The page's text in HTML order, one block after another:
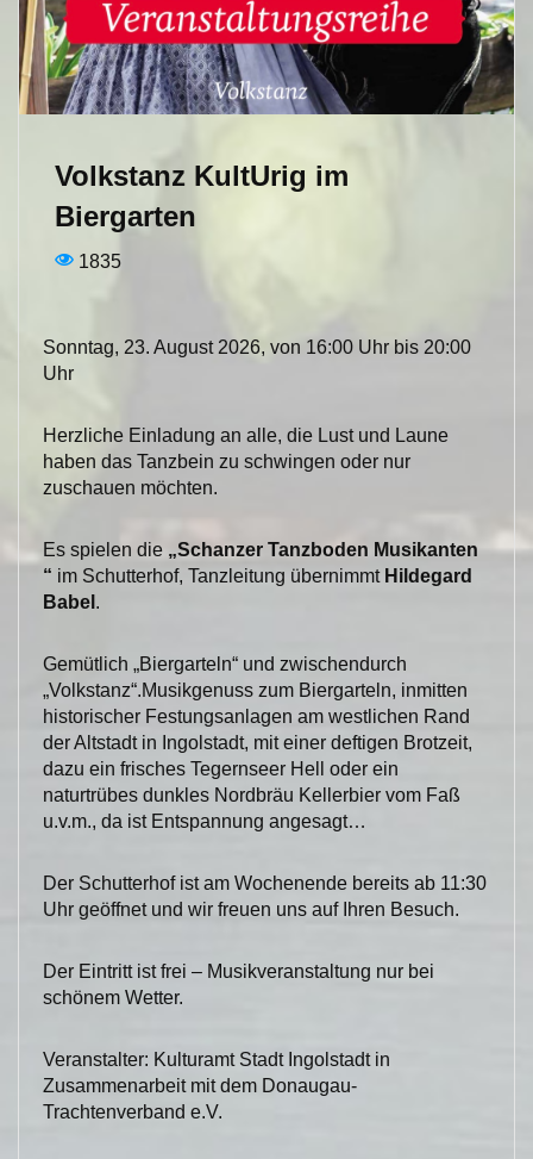
Volkstanz KultUrig im
Biergarten
1835
Sonntag, 23. August 2026, von 16:00 Uhr bis 20:00
Uhr
Herzliche Einladung an alle, die Lust und Laune
haben das Tanzbein zu schwingen oder nur
zuschauen möchten.
Es spielen die „Schanzer Tanzboden Musikanten
“ im Schutterhof, Tanzleitung übernimmt Hildegard
Babel .
Gemütlich „Biergarteln“ und zwischendurch
„Volkstanz“.Musikgenuss zum Biergarteln, inmitten
historischer Festungsanlagen am westlichen Rand
der Altstadt in Ingolstadt, mit einer deftigen Brotzeit,
dazu ein frisches Tegernseer Hell oder ein
naturtrübes dunkles Nordbräu Kellerbier vom Faß
u.v.m., da ist Entspannung angesagt…
Der Schutterhof ist am Wochenende bereits ab 11:30
Uhr geöffnet und wir freuen uns auf Ihren Besuch.
Der Eintritt ist frei – Musikveranstaltung nur bei
schönem Wetter.
Veranstalter: Kulturamt Stadt Ingolstadt in
Zusammenarbeit mit dem Donaugau-
Trachtenverband e.V.